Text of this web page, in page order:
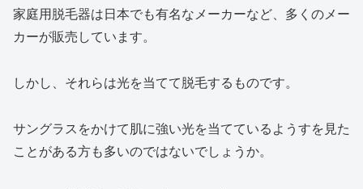
家庭用脱毛器は日本でも有名なメーカーなど、多くのメー
カーが販売しています。
しかし、それらは光を当てて脱毛するものです。
サングラスをかけて肌に強い光を当てているようすを見た
ことがある方も多いのではないでしょうか。